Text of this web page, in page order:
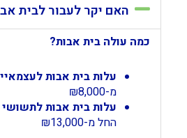
האם יקר לעבור לבית
כמה עולה בית אבות?
עלות בית אבות
מ-₪8,000
עלות בית אבות
החל מ-₪13,000